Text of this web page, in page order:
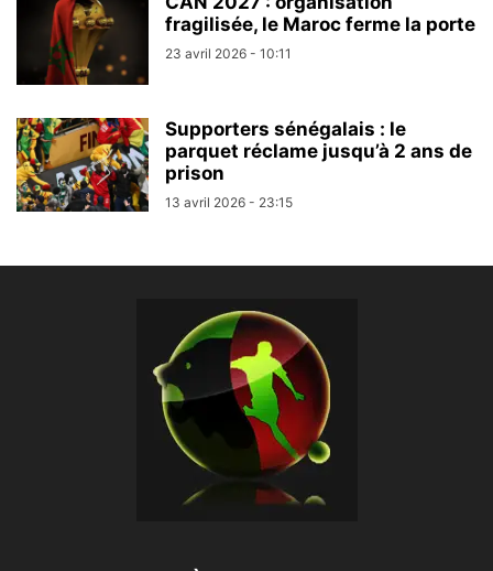
fragilisée, le Maroc ferme la porte
23 avril 2026 - 10:11
Supporters sénégalais : le
parquet réclame jusqu’à 2 ans de
prison
13 avril 2026 - 23:15